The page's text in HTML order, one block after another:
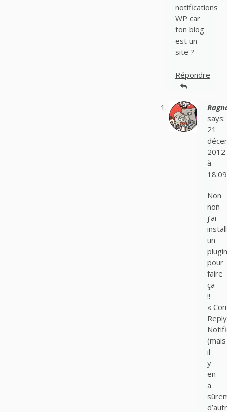
notifications
WP car
ton blog
est un
site ?
Répondre
says:
21
2012
à
18:09
Non
non
j’ai
un
plugin
pour
faire
ça
!!
«
Reply
(mais
il
y
en
a